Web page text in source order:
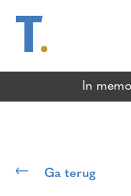
In
Ga terug